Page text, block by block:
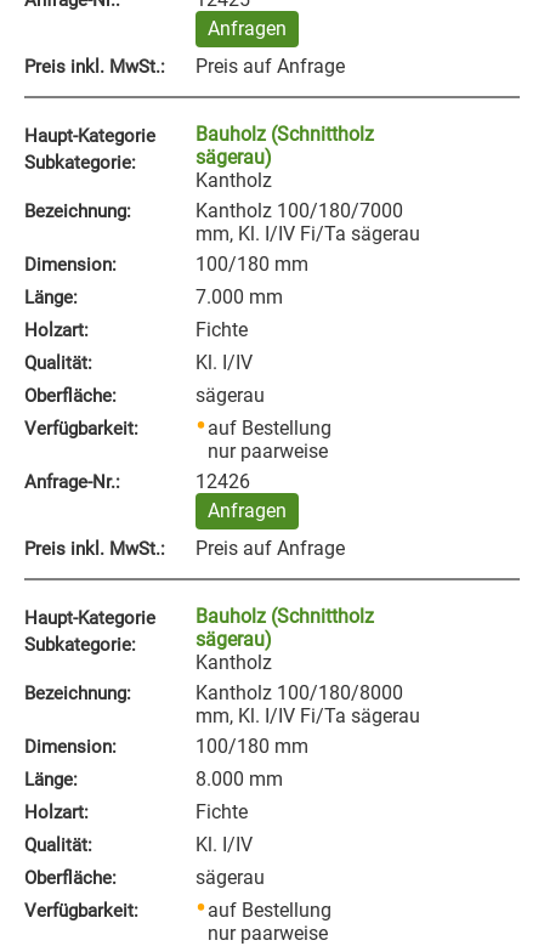
Anfragen
Preis inkl. MwSt.: Preis auf Anfrage
Haupt-Kategorie
Subkategorie:
Bauholz (Schnittholz
sägerau)
Kantholz
Bezeichnung:
Kantholz 100/180/7000
mm, Kl. I/IV Fi/Ta sägerau
Dimension: 100/180 mm
Länge: 7.000 mm
Holzart: Fichte
Qualität: Kl. I/IV
Oberfläche: sägerau
Verfügbarkeit:
auf Bestellung
nur paarweise
Anfrage‑Nr.:
12426
Anfragen
Preis inkl. MwSt.: Preis auf Anfrage
Haupt-Kategorie
Subkategorie:
Bauholz (Schnittholz
sägerau)
Kantholz
Bezeichnung:
Kantholz 100/180/8000
mm, Kl. I/IV Fi/Ta sägerau
Dimension: 100/180 mm
Länge: 8.000 mm
Holzart: Fichte
Qualität: Kl. I/IV
Oberfläche: sägerau
Verfügbarkeit:
auf Bestellung
nur paarweise